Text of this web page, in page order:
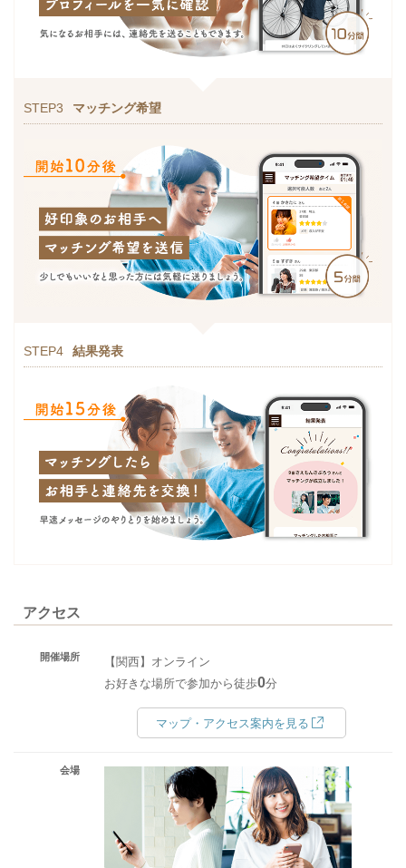
STEP3 マッチング希望
STEP4 結果発表
アクセス
開催場所
【関西】オンライン
お好きな場所で参加から徒歩0分
マップ・アクセス案内を見る
会場